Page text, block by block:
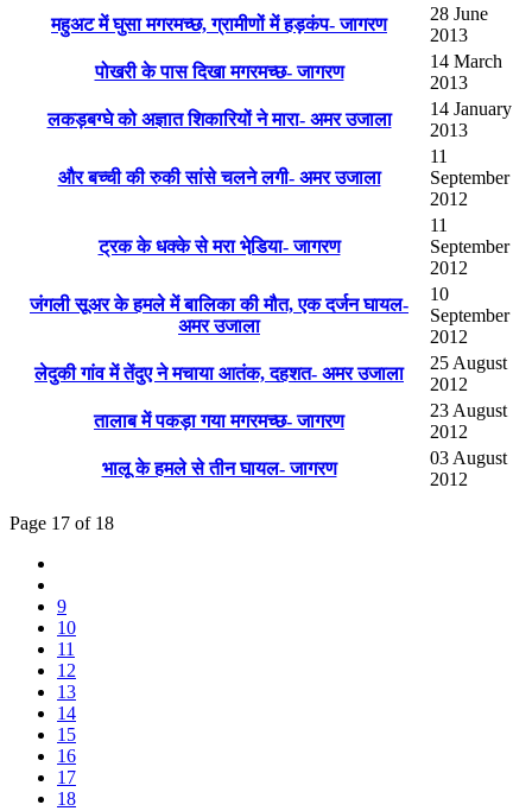
महुअट में घुसा मगरमच्छ, ग्रामीणों में हड़कंप- जागरण
28 June
2013
पोखरी के पास दिखा मगरमच्छ- जागरण
14 March
2013
लकड़बग्घे को अज्ञात शिकारियों ने मारा- अमर उजाला
14 January
2013
और बच्ची की रुकी सांसे चलने लगी- अमर उजाला
11
September
2012
ट्रक के धक्के से मरा भेडि़या- जागरण
11
September
2012
जंगली सूअर के हमले में बालिका की मौत, एक दर्जन घायल-
अमर उजाला
10
September
2012
लेदुकी गांव में तेंदुए ने मचाया आतंक, दहशत- अमर उजाला
25 August
2012
तालाब में पकड़ा गया मगरमच्छ- जागरण
23 August
2012
भालू के हमले से तीन घायल- जागरण
03 August
2012
Page 17 of 18
9
10
11
12
13
14
15
16
17
18